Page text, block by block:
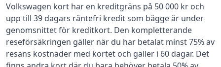
Volkswagen kort har en kreditgräns på 50 000 kr och
upp till 39 dagars räntefri kredit som bägge är under
genomsnittet för kreditkort. Den kompletterande
reseförsäkringen gäller när du har betalat minst 75% av
resans kostnader med kortet och gäller i 60 dagar. Det